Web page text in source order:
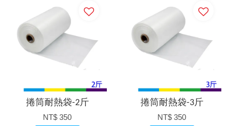
捲筒耐熱袋-2斤
NT$ 350
捲筒耐熱袋-3斤
NT$ 350